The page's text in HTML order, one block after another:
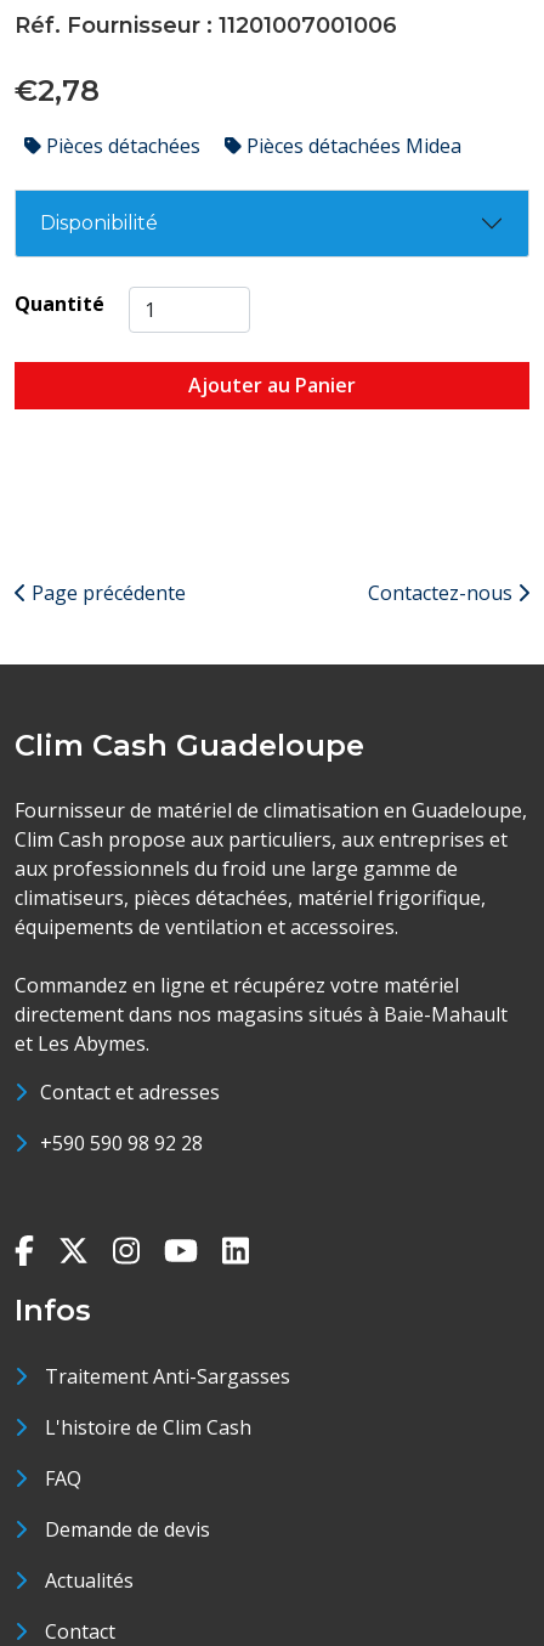
Réf. Fournisseur : 11201007001006
€2,78
Pièces détachées Pièces détachées Midea
Disponibilité
Quantité
Ajouter au Panier
Page précédente Contactez-nous
Clim Cash Guadeloupe
Fournisseur de matériel de climatisation en Guadeloupe,
Clim Cash propose aux particuliers, aux entreprises et
aux professionnels du froid une large gamme de
climatiseurs, pièces détachées, matériel frigorifique,
équipements de ventilation et accessoires.
Commandez en ligne et récupérez votre matériel
directement dans nos magasins situés à Baie-Mahault
et Les Abymes.
Contact et adresses
+590 590 98 92 28
Infos
Traitement Anti-Sargasses
L'histoire de Clim Cash
FAQ
Demande de devis
Actualités
Contact